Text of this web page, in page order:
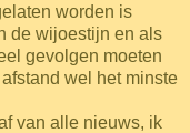
worden is
de wijoestijn en als
gevolgen moeten
wel het minste
van alle nieuws, ik